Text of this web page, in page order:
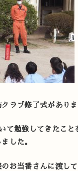
ラブ修了式がありま
て勉強してきたこ
した。
お当番さんに渡して